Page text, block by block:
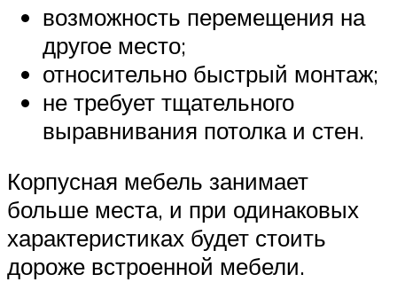
возможность перемещения на
другое место;
относительно быстрый монтаж;
не требует тщательного
выравнивания потолка и стен.
Корпусная мебель занимает
больше места, и при одинаковых
характеристиках будет стоить
дороже встроенной мебели.